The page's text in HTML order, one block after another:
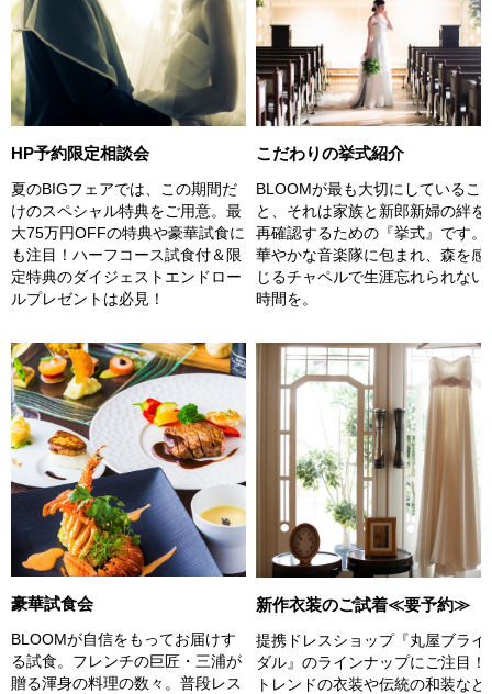
HP予約限定相談会
夏のBIGフェアでは、この期間だ
けのスペシャル特典をご用意。最
大75万円OFFの特典や豪華試食に
も注目！ハーフコース試食付＆限
定特典のダイジェストエンドロー
ルプレゼントは必見！
こだわりの挙式紹介
BLOOMが最も大切にしているこ
と、それは家族と新郎新婦の絆を
再確認するための『挙式』です。
華やかな音楽隊に包まれ、森を感
じるチャペルで生涯忘れられない
時間を。
豪華試食会
BLOOMが自信をもってお届けす
る試食。フレンチの巨匠・三浦が
贈る渾身の料理の数々。普段レス
新作衣装のご試着≪要予約≫
提携ドレスショップ『丸屋ブライ
ダル』のラインナップにご注目！
トレンドの衣装や伝統の和装など